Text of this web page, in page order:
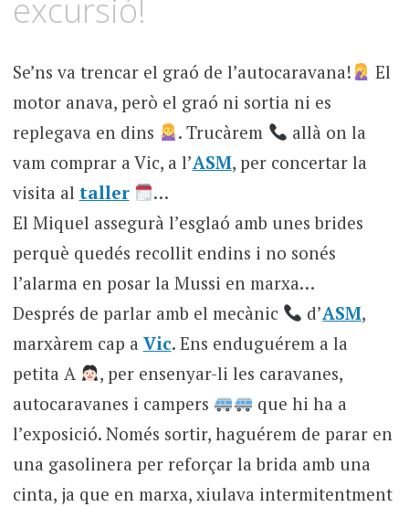
excursió!
Se’ns va trencar el graó de l’autocaravana!
El
motor anava, però el graó ni sortia ni es
replegava en dins
. Trucàrem
allà on la
vam comprar a Vic, a l’ASM, per concertar la
visita al taller
…
El Miquel assegurà l’esglaó amb unes brides
perquè quedés recollit endins i no sonés
l’alarma en posar la Mussi en marxa…
Després de parlar amb el mecànic
d’ASM,
marxàrem cap a Vic. Ens enduguérem a la
petita A
, per ensenyar-li les caravanes,
autocaravanes i campers
que hi ha a
l’exposició. Només sortir, haguérem de parar en
una gasolinera per reforçar la brida amb una
cinta, ja que en marxa, xiulava intermitentment